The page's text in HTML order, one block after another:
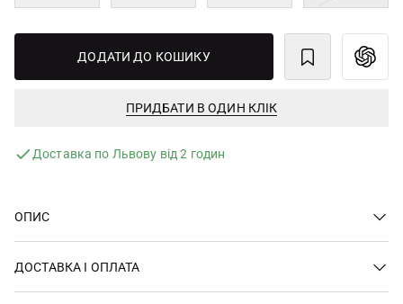
ДОДАТИ ДО КОШИКУ
ПРИДБАТИ В ОДИН КЛІК
Доставка по Львову від 2 годин
ОПИС
ДОСТАВКА І ОПЛАТА